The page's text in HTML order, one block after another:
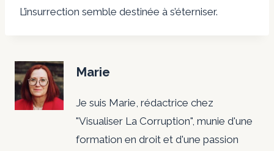
L’insurrection semble destinée à s’éterniser.
Marie
Je suis Marie, rédactrice chez
"Visualiser La Corruption", munie d'une
formation en droit et d'une passion